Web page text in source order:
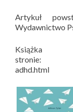
Artykuł
Wydawnictwo
stronie:
adhd.html